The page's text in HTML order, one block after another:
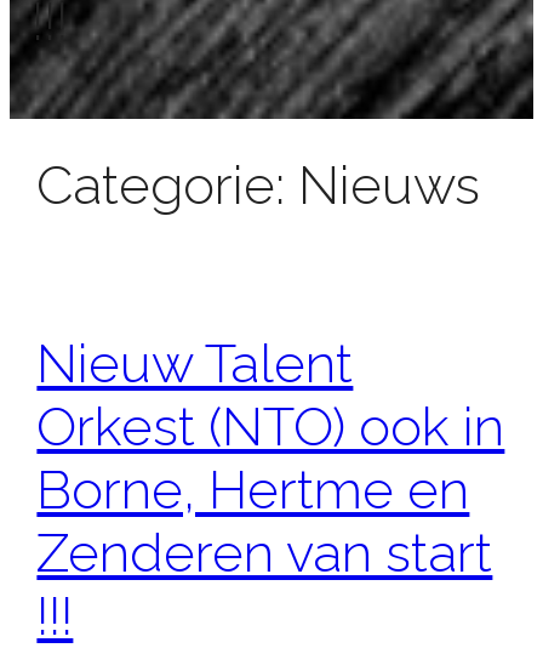
!!!
Categorie: Nieuws
Nieuw Talent
Orkest (NTO) ook in
Borne, Hertme en
Zenderen van start
!!!